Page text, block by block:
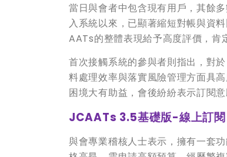
當日與會者中包含現有用戶，其餘
入系統以來，已顯著縮短對帳與資
AATs的整體表現給予高度評價，肯
首次接觸系統的參與者則指出，對於
料處理效率與落實風險管理方面具
困境大有助益，會後紛紛表示訂閱意
JCAATs 3.5基礎版-線上訂閱
與會專業稽核人士表示，擁有一套